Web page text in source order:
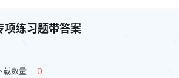
项练习题带答案
载数量 0